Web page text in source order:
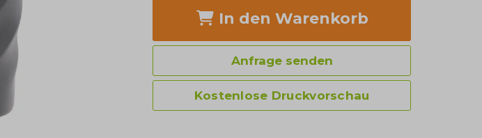
In den Warenkorb
Anfrage senden
Kostenlose Druckvorschau